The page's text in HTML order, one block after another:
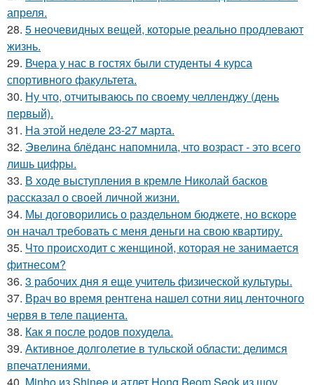
апреля.
28. 5 неочевидных вещей, которые реально продлевают
жизнь.
29. Вчера у нас в гостях были студенты 4 курса
спортивного факультета.
30. Ну что, отчитываюсь по своему челленджу (день
первый).
31. На этой неделе 23-27 марта.
32. Эвелина блёданс напомнила, что возраст - это всего
лишь цифры.
33. В ходе выступления в кремле Николай басков
рассказал о своей личной жизни.
34. Мы договорились о раздельном бюджете, но вскоре
он начал требовать с меня деньги на свою квартиру.
35. Что происходит с женщиной, которая не занимается
фитнесом?
36. 3 рабочих дня я еще учитель физической культуры.
37. Врач во время рентгена нашел сотни яиц ленточного
червя в теле пациента.
38. Как я после родов похудела.
39. Активное долголетие в тульской области: делимся
впечатлениями.